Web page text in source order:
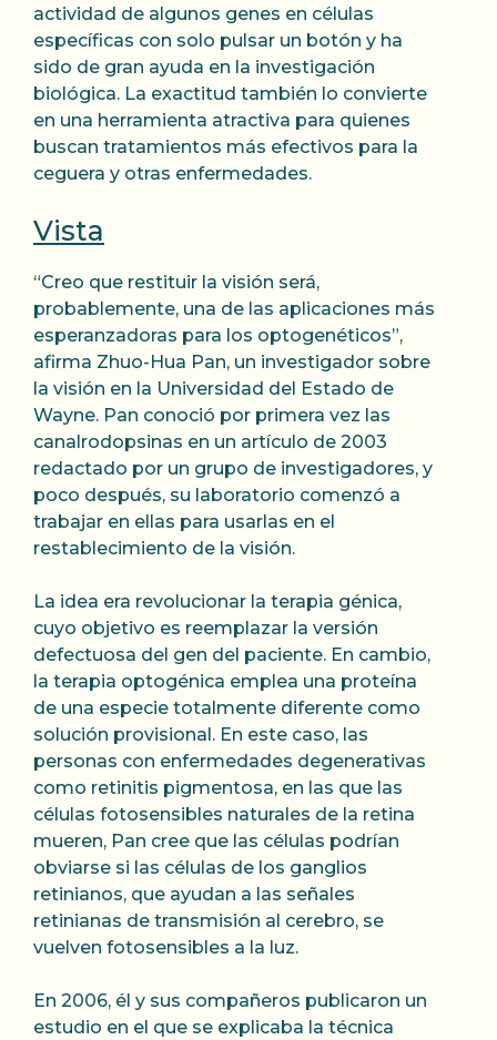
actividad de algunos genes en células
específicas con solo pulsar un botón y ha
sido de gran ayuda en la investigación
biológica. La exactitud también lo convierte
en una herramienta atractiva para quienes
buscan tratamientos más efectivos para la
ceguera y otras enfermedades.
Vista
“Creo que restituir la visión será,
probablemente, una de las aplicaciones más
esperanzadoras para los optogenéticos”,
afirma Zhuo-Hua Pan, un investigador sobre
la visión en la Universidad del Estado de
Wayne. Pan conoció por primera vez las
canalrodopsinas en un artículo de 2003
redactado por un grupo de investigadores, y
poco después, su laboratorio comenzó a
trabajar en ellas para usarlas en el
restablecimiento de la visión.
La idea era revolucionar la terapia génica,
cuyo objetivo es reemplazar la versión
defectuosa del gen del paciente. En cambio,
la terapia optogénica emplea una proteína
de una especie totalmente diferente como
solución provisional. En este caso, las
personas con enfermedades degenerativas
como retinitis pigmentosa, en las que las
células fotosensibles naturales de la retina
mueren, Pan cree que las células podrían
obviarse si las células de los ganglios
retinianos, que ayudan a las señales
retinianas de transmisión al cerebro, se
vuelven fotosensibles a la luz.
En 2006, él y sus compañeros publicaron un
estudio en el que se explicaba la técnica